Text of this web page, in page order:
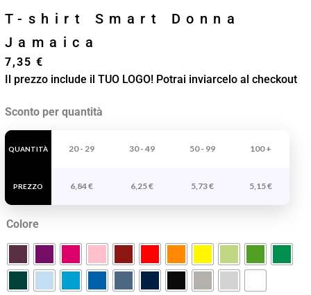
T-shirt Smart Donna
Jamaica
7,35 €
Il prezzo include il TUO LOGO! Potrai inviarcelo al checkout
Sconto per quantità
QUANTITÀ
PREZZO
20 - 29 30 - 49 50 - 99 100 +
6,84€ 6,25€ 5,73€ 5,15€
Colore
T-
shirt
Smart
Jamaica
quantità